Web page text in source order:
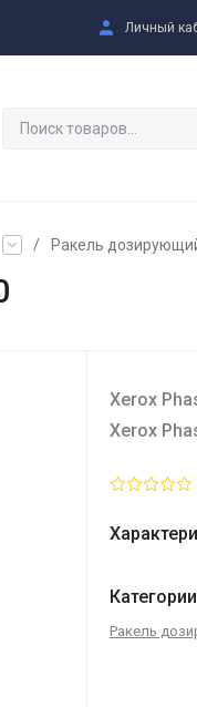
Личный
/ Ракель
Xerox
Xerox
Категории
Ракель